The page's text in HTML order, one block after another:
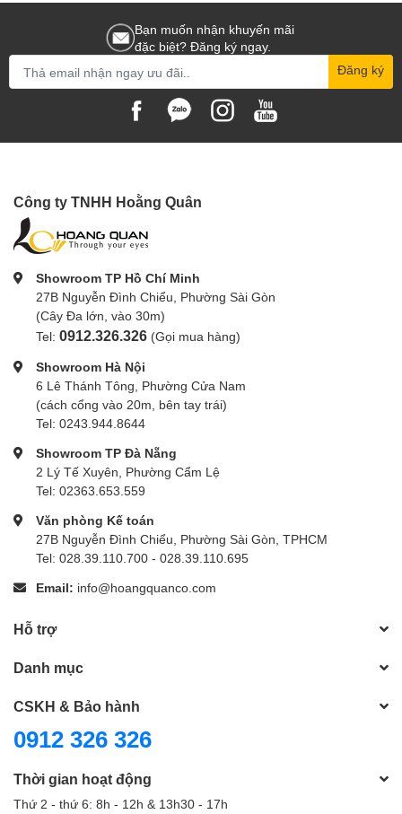
Bạn muốn nhận khuyến mãi
đặc biệt? Đăng ký ngay.
Đăng ký
Công ty TNHH Hoằng Quân
Showroom TP Hồ Chí Minh
27B Nguyễn Đình Chiểu, Phường Sài Gòn
(Cây Đa lớn, vào 30m)
Tel: 0912.326.326 (Gọi mua hàng)
Showroom Hà Nội
6 Lê Thánh Tông, Phường Cửa Nam
(cách cổng vào 20m, bên tay trái)
Tel: 0243.944.8644
Showroom TP Đà Nẵng
2 Lý Tế Xuyên, Phường Cẩm Lệ
Tel: 02363.653.559
Văn phòng Kế toán
27B Nguyễn Đình Chiểu, Phường Sài Gòn, TPHCM
Tel: 028.39.110.700 - 028.39.110.695
Email: info@hoangquanco.com
Hỗ trợ
Danh mục
CSKH & Bảo hành
0912 326 326
Thời gian hoạt động
Thứ 2 - thứ 6: 8h - 12h & 13h30 - 17h